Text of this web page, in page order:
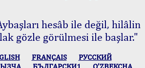
hesâb ile değil, hilâlin
gözle görülmesi ile başlar."
FRANÇAIS
РУССКИЙ